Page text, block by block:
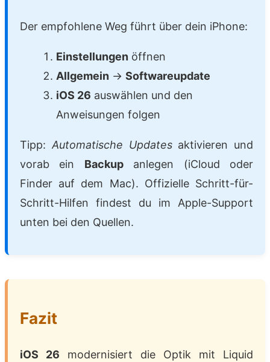
Der empfohlene Weg führt über dein iPhone:
Einstellungen öffnen
Allgemein → Softwareupdate
iOS 26 auswählen und den
Anweisungen folgen
Tipp: Automatische Updatesaktivieren und
vorab ein Backupanlegen (iCloud oder
Finder auf dem Mac). Offizielle Schritt-für-
Schritt-Hilfen findest du im Apple-Support
unten bei den Quellen.
Fazit
iOS 26 modernisiert die Optik mit Liquid